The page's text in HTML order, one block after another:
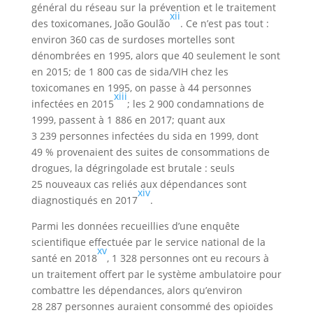
général du réseau sur la prévention et le traitement
des toxicomanes, João Goulão
xii
. Ce n’est pas tout :
environ 360 cas de surdoses mortelles sont
dénombrées en 1995, alors que 40 seulement le sont
en 2015; de 1 800 cas de sida/VIH chez les
toxicomanes en 1995, on passe à 44 personnes
infectées en 2015
xiii
; les 2 900 condamnations de
1999, passent à 1 886 en 2017; quant aux
3 239 personnes infectées du sida en 1999, dont
49 % provenaient des suites de consommations de
drogues, la dégringolade est brutale : seuls
25 nouveaux cas reliés aux dépendances sont
diagnostiqués en 2017
xiv
.
Parmi les données recueillies d’une enquête
scientifique effectuée par le service national de la
santé en 2018
xv
, 1 328 personnes ont eu recours à
un traitement offert par le système ambulatoire pour
combattre les dépendances, alors qu’environ
28 287 personnes auraient consommé des opioïdes